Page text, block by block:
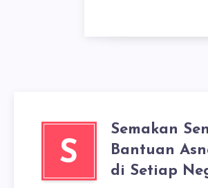
S
Semakan
Bantuan
di Setiap